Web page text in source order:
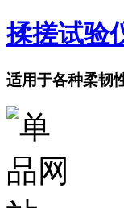
揉搓试验
适用于各种柔韧